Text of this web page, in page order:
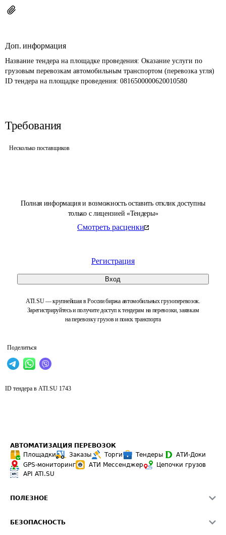
Полная информация и возможность оставить отклик доступны
только с лицензией «Тендеры»
Смотреть расценки
Регистрация
Вход
ATI.SU — крупнейшая в России биржа автомобильных грузоперевозок.
Зарегистрируйтесь и получите доступ к тендерам на перевозки, заявкам
на перевозку грузов и поиск транспорта
Поделиться
Доп. информация
Название тендера на площадке проведения: Оказание услуги по
грузовым перевозкам автомобильным транспортом (перевозка угля)
ID тендера на площадке проведения: 0816500000620010580
Требования
Несколько поставщиков
ID тендера в ATI.SU 1743
АВТОМАТИЗАЦИЯ ПЕРЕВОЗОК
Площадки
Заказы Торги Тендеры
АТИ-Доки
GPS-мониторинг
АТИ Мессенджер
Цепочки грузов
API ATI.SU
ПОЛЕЗНОЕ
БЕЗОПАСНОСТЬ